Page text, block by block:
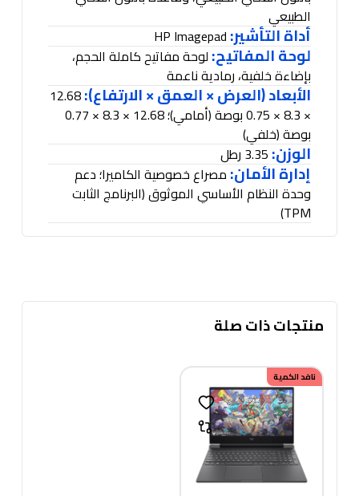
الطبيعي
أداة التأشير:
لوحة المفاتيح:لوحة مفاتيح كاملة الحجم،
بإضاءة خلفية، رمادية ناعمة
الأبعاد (العرض × العمق × الارتفاع):12.68
× 8.3 × 0.75 بوصة (أمامي)؛ 12.68 × 8.3 × 0.77
بوصة (خلفي)
الوزن:
إدارة الأمان:مصراع خصوصية الكاميرا؛ دعم
وحدة النظام الأساسي الموثوق(البرنامج الثابت
TPM)
منتجات ذات صلة
نافد الكمية